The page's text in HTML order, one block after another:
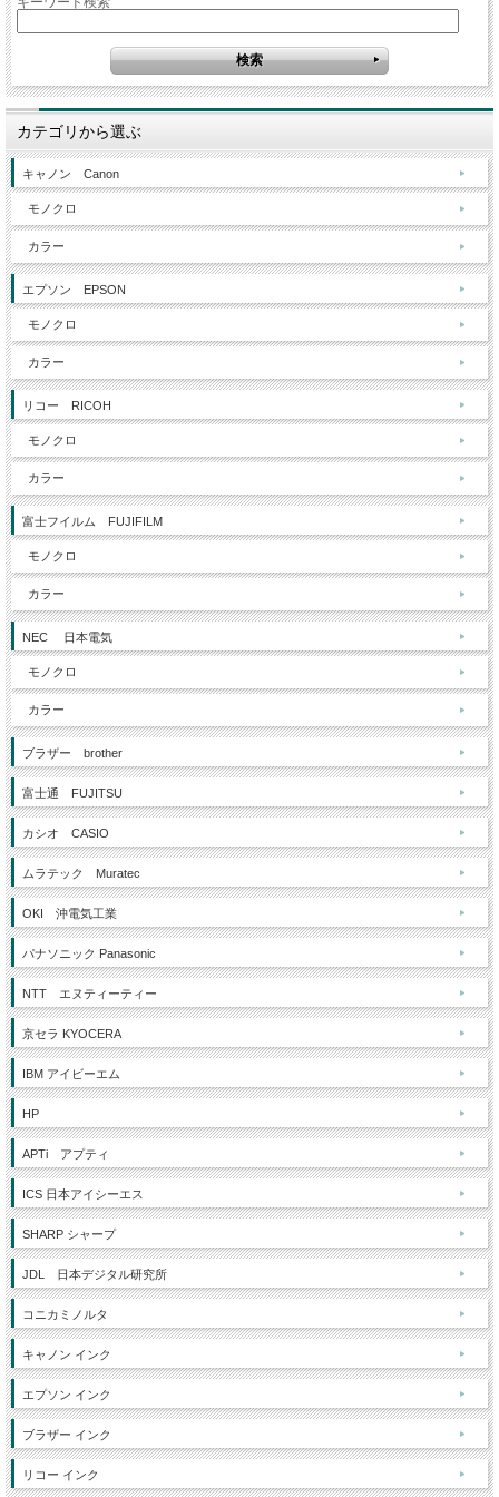
カテゴリから選ぶ
キャノン Canon
モノクロ
カラー
エプソン EPSON
モノクロ
カラー
リコー RICOH
モノクロ
カラー
富士フイルム FUJIFILM
モノクロ
カラー
NEC 日本電気
モノクロ
カラー
ブラザー brother
富士通 FUJITSU
カシオ CASIO
ムラテック Muratec
OKI 沖電気工業
パナソニック Panasonic
NTT エヌティーティー
京セラ KYOCERA
IBM アイビーエム
HP
APTi アプティ
ICS 日本アイシーエス
SHARP シャープ
JDL 日本デジタル研究所
コニカミノルタ
キャノン インク
エプソン インク
ブラザー インク
リコー インク